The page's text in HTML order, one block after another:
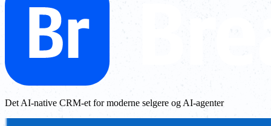
Det AI-native CRM-et for moderne selgere og AI-agenter